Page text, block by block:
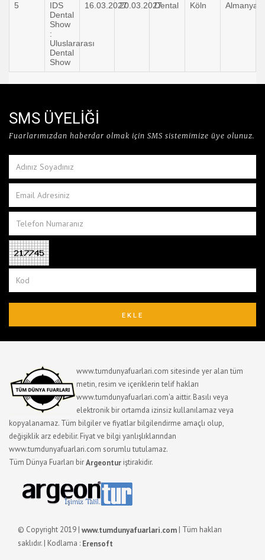
5
IDS
Dental
Show
:
Uluslararası
Dental
Show
16.03.202720.03.2027Dental Köln Almanya
SMS ÜYELİĞİ
Fuarlarımızdan haberdar olmak için SMS sistemimize üye olunuz.
www.tumdunyafuarlari.com sitesinde yer alan tüm
metin, resim ve içeriklerin telif hakları
www.tumdunyafuarlari.com'a aittir. Basılı veya
elektronik bir ortamda izinsiz kullanılamaz veya
kopyalanamaz. Tüm bilgiler ve fiyatlar bilgilendirme amaçlı olup,
değişiklik arz edebilir. Fiyat ve bilgi yanlışlıklarından
www.tumdunyafuarlari.com sorumlu tutulamaz.
Tüm Dünya Fuarları birArgeontur iştirakidir.
© Copyright 2019 | www.tumdunyafuarlari.com | Tüm hakları
saklıdır. | Kodlama : Erensoft